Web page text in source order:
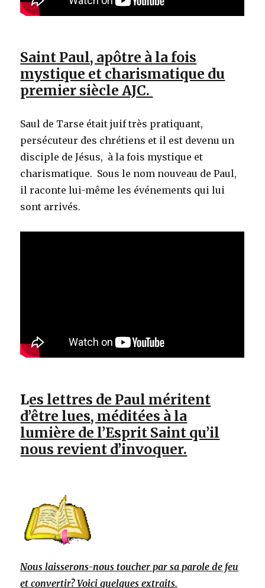
Saint Paul, apôtre à la fois
mystique et charismatique du
premier siècle AJC.
Saul de Tarse était juif très pratiquant,
persécuteur des chrétiens et il est devenu un
disciple de Jésus, à la fois mystique et
charismatique. Sous le nom nouveau de Paul,
il raconte lui-même les événements qui lui
sont arrivés.
Les lettres de Paul méritent
d’être lues, méditées à la
lumière de l’Esprit Saint qu’il
nous revient d’invoquer.
Nous laisserons-nous toucher par sa parole de feu
et convertir? Voici quelques extraits.